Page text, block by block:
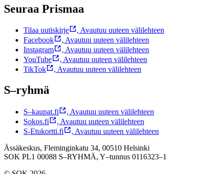
Seuraa Prismaa
Tilaa uutiskirje , Avautuu uuteen välilehteen
Facebook
, Avautuu uuteen välilehteen
Instagram
, Avautuu uuteen välilehteen
YouTube
, Avautuu uuteen välilehteen
TikTok
, Avautuu uuteen välilehteen
S–ryhmä
S–kaupat.fi , Avautuu uuteen välilehteen
Sokos.fi
, Avautuu uuteen välilehteen
S-Etukortti.fi
, Avautuu uuteen välilehteen
Ässäkeskus, Fleminginkatu 34, 00510 Helsinki
SOK PL1 00088 S–RYHMÄ, Y–tunnus 0116323–1